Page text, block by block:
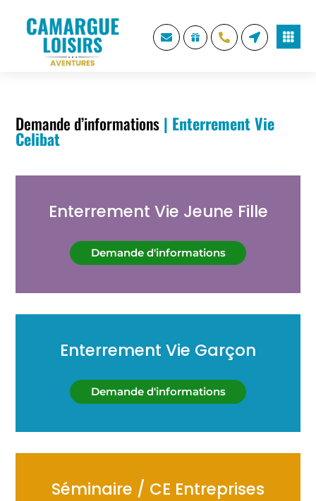
    
Demande d’informations | Enterrement Vie
Celibat
Enterrement Vie Jeune Fille
Demande d'informations
Enterrement Vie Garçon
Demande d'informations
Séminaire / CE Entreprises